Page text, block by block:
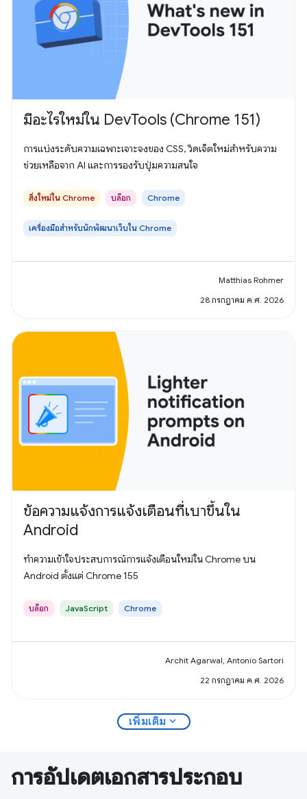
มีอะไรใหม่ใน DevTools (Chrome 151)
การแบ่งระดับความเฉพาะเจาะจงของ CSS, วิดเจ็ตใหม่สำหรับความ
ช่วยเหลือจาก AI และการรองรับปุ่มความสนใจ
สิ่งใหม่ใน Chrome บล็อก Chrome
เครื่องมือสำหรับนักพัฒนาเว็บใน Chrome
Matthias Rohmer
28 กรกฎาคม ค.ศ. 2026
ข้อความแจ้งการแจ้งเตือนที่เบาขึ้นใน
Android
ทำความเข้าใจประสบการณ์การแจ้งเตือนใหม่ใน Chrome บน
Android ตั้งแต่ Chrome 155
บล็อก JavaScript Chrome
Archit Agarwal, Antonio Sartori
22 กรกฎาคม ค.ศ. 2026
เพิ่มเติม expand_more
การอัปเดตเอกสารประกอบ